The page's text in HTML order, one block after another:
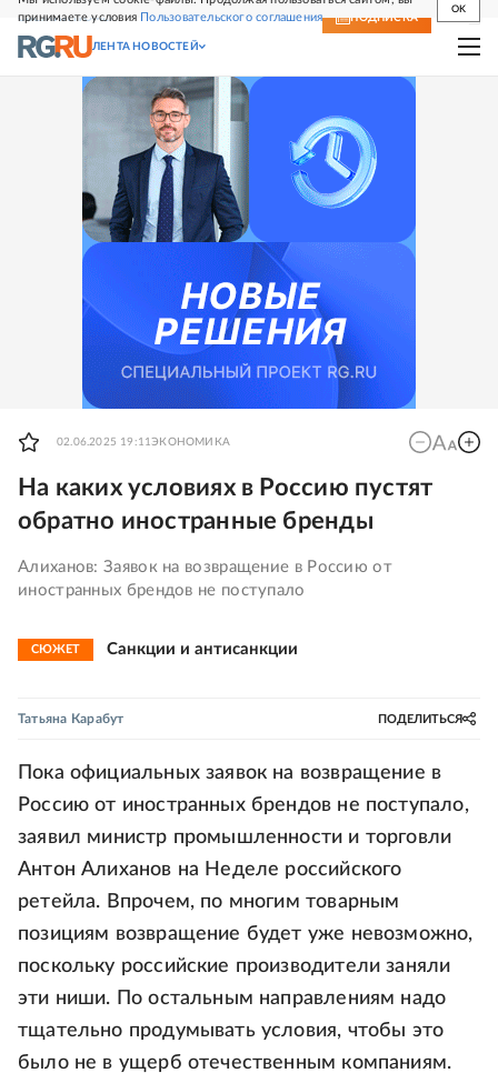
принимаете условия Пользовательского соглашения
OK
СВЕЖИЙ НОМЕР ПОДПИСКА
ЛЕНТА НОВОСТЕЙ
02.06.2025 19:11ЭКОНОМИКА
На каких условиях в Россию пустят
обратно иностранные бренды
Алиханов: Заявок на возвращение в Россию от
иностранных брендов не поступало
СЮЖЕТ Санкции и антисанкции
Татьяна Карабут ПОДЕЛИТЬСЯ
Пока официальных заявок на возвращение в
Россию от иностранных брендов не поступало,
заявил министр промышленности и торговли
Антон Алиханов на Неделе российского
ретейла. Впрочем, по многим товарным
позициям возвращение будет уже невозможно,
поскольку российские производители заняли
эти ниши. По остальным направлениям надо
тщательно продумывать условия, чтобы это
было не в ущерб отечественным компаниям.